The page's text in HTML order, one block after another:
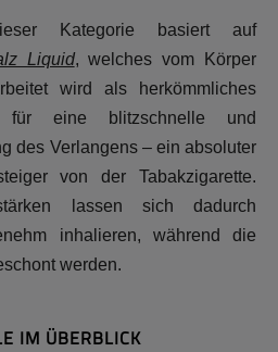
Kategorie basiert auf
Liquid, welches vom Körper
wird als herkömmliches
eine blitzschnelle und
des Verlangens – ein absoluter
von der Tabakzigarette.
lassen sich dadurch
inhalieren, während die
werden.
IM ÜBERBLICK